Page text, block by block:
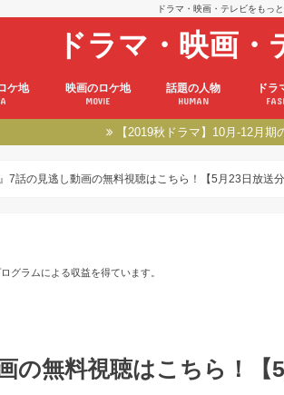
ドラマ・映画・テレビをもっと
ドラマ・映画・
ケ地 映画のロケ地
MOVIE
話題の人物
HUMAN
ドラ
【2019秋ドラマ】10月-12月期
7話の見逃し動画の無料視聴はこちら！【5月23日放送分
グラムによる収益を得ています。
の無料視聴はこちら！【